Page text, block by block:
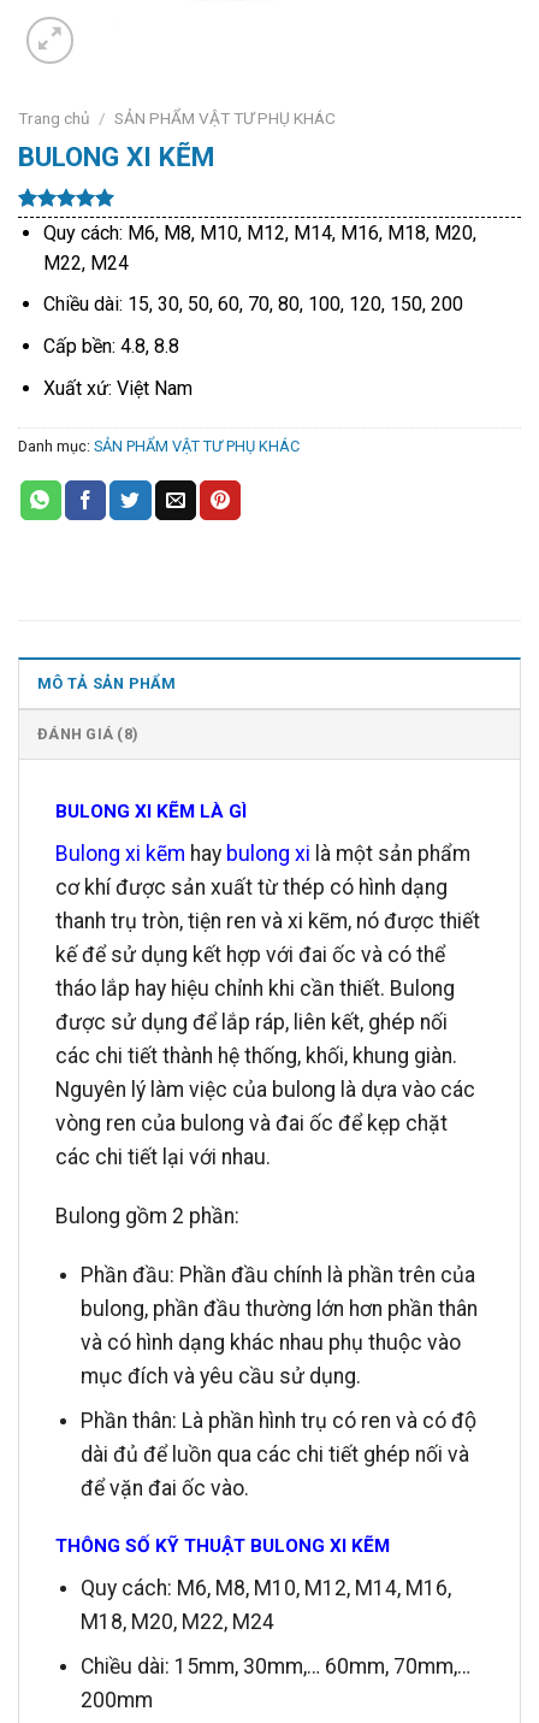
Trang chủ / SẢN PHẨM VẬT TƯ PHỤ KHÁC
BULONG XI KẼM
5.00trên 5
dựa trên
8
đánh giá
Quy cách: M6, M8, M10, M12, M14, M16, M18, M20,
M22, M24
Chiều dài: 15, 30, 50, 60, 70, 80, 100, 120, 150, 200
Cấp bền: 4.8, 8.8
Xuất xứ: Việt Nam
Danh mục: SẢN PHẨM VẬT TƯ PHỤ KHÁC
MÔ TẢ SẢN PHẨM
ĐÁNH GIÁ (8)
BULONG XI KẼM LÀ GÌ
Bulong xi kẽm hay bulong xi là một sản phẩm
cơ khí được sản xuất từ thép có hình dạng
thanh trụ tròn, tiện ren và xi kẽm, nó được thiết
kế để sử dụng kết hợp với đai ốc và có thể
tháo lắp hay hiệu chỉnh khi cần thiết. Bulong
được sử dụng để lắp ráp, liên kết, ghép nối
các chi tiết thành hệ thống, khối, khung giàn.
Nguyên lý làm việc của bulong là dựa vào các
vòng ren của bulong và đai ốc để kẹp chặt
các chi tiết lại với nhau.
Bulong gồm 2 phần:
Phần đầu: Phần đầu chính là phần trên của
bulong, phần đầu thường lớn hơn phần thân
và có hình dạng khác nhau phụ thuộc vào
mục đích và yêu cầu sử dụng.
Phần thân: Là phần hình trụ có ren và có độ
dài đủ để luồn qua các chi tiết ghép nối và
để vặn đai ốc vào.
THÔNG SỐ KỸ THUẬT BULONG XI KẼM
Quy cách: M6, M8, M10, M12, M14, M16,
M18, M20, M22, M24
Chiều dài: 15mm, 30mm,… 60mm, 70mm,…
200mm